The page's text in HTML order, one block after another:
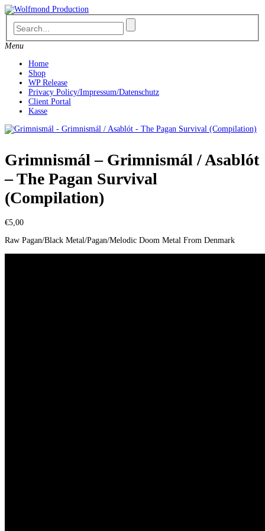
Skip
to
content
Menu
Home
Shop
WP Release
Privacy Policy/Impressum/Datenschutz
Client Portal
Kasse
Grimnismál – Grimnismál / Asablót
– The Pagan Survival
(Compilation)
€5,00
Raw Pagan/Black Metal/Pagan/Melodic Doom Metal From Denmark